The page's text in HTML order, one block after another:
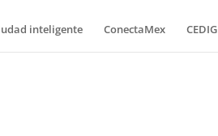
inteligente ConectaMex CEDIG